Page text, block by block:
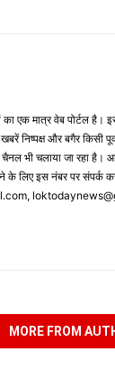
एक मात्र वेब पोर्टल है।
निष्पक्ष और बगैर किसी
भी चलाया जा रहा
लिए इस नंबर पर संपर्क
MORE FROM